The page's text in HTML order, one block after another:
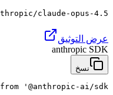
claude-opus-4.5
عرض التوثيق
anthropic SDK
نسخ